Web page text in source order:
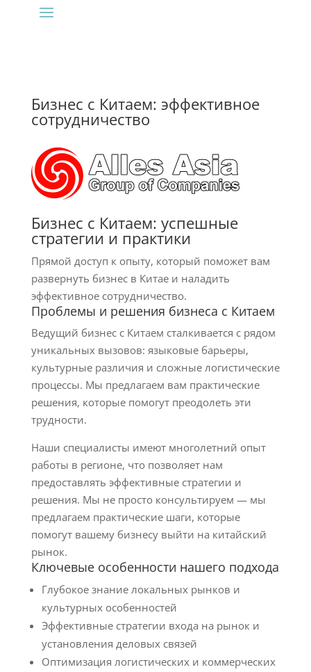
Бизнес с Китаем: эффективное
сотрудничество
Бизнес с Китаем: успешные
стратегии и практики
Прямой доступ к опыту, который поможет вам
развернуть бизнес в Китае и наладить
эффективное сотрудничество.
Проблемы и решения бизнеса с Китаем
Ведущий бизнес с Китаем сталкивается с рядом
уникальных вызовов: языковые барьеры,
культурные различия и сложные логистические
процессы. Мы предлагаем вам практические
решения, которые помогут преодолеть эти
трудности.
Наши специалисты имеют многолетний опыт
работы в регионе, что позволяет нам
предоставлять эффективные стратегии и
решения. Мы не просто консультируем — мы
предлагаем практические шаги, которые
помогут вашему бизнесу выйти на китайский
рынок.
Ключевые особенности нашего подхода
Глубокое знание локальных рынков и
культурных особенностей
Эффективные стратегии входа на рынок и
установления деловых связей
Оптимизация логистических и коммерческих